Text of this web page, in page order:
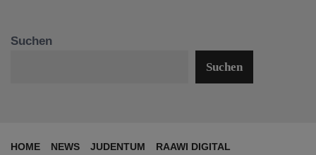
Suchen
Suchen
HOME NEWS JUDENTUM RAAWI DIGITAL